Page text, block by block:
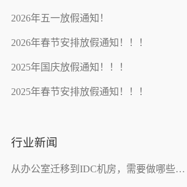
2026年五一放假通知！
2026年春节安排放假通知！！！
2025年国庆放假通知！！！
2025年春节安排放假通知！！！
行业新闻
从办公室迁移到IDC机房，需要做哪些网络改造？